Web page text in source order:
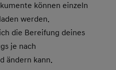
können einzeln
werden.
die Bereifung deines
je nach
ändern kann.